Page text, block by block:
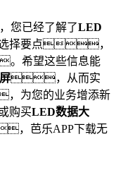
已经了解了LED
择要点，
希望这些信息能
，从而实
为您的业务增添新
购买LED数据大
，芭乐APP下载无